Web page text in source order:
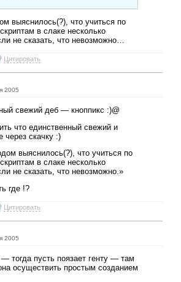
выяснилось(?), что учиться по
в слаке несколько
не сказать, что невозможно…
Цитировать
2005
свежий деб — кноппикс :)@
что единственный свежий и
через скачку :)
выяснилось(?), что учиться по
в слаке несколько
не сказать, что невозможно.»
где !?
Цитировать
2005
тогда пусть поязает генту — там
осуществить простым созданием